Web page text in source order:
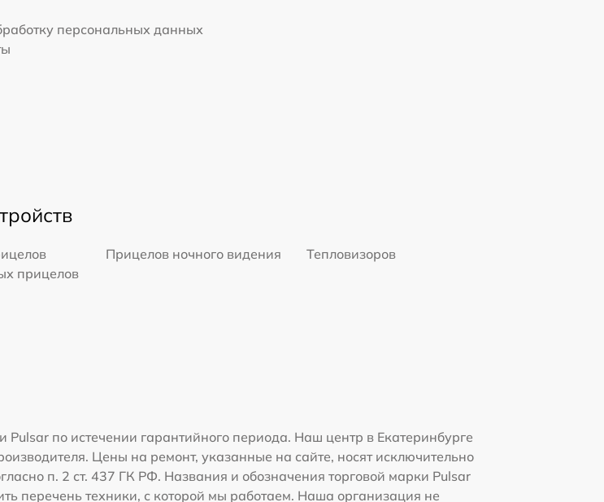
персональных данных
Прицелов ночного видения
Тепловизоров
прицелов
по истечении гарантийного периода. Наш центр в Екатеринбурге
Цены на ремонт, указанные на сайте, носят исключительно
п. 2 ст. 437 ГК РФ. Названия и обозначения торговой марки Pulsar
перечень техники, с которой мы работаем. Наша организация не